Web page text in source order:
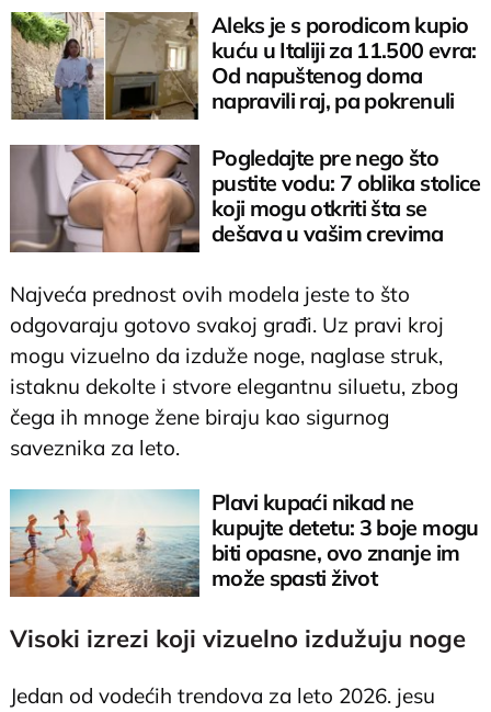
Aleks je s porodicom kupio
kuću u Italiji za 11.500 evra:
Od napuštenog doma
napravili raj, pa pokrenuli
Pogledajte pre nego što
pustite vodu: 7 oblika stolice
koji mogu otkriti šta se
dešava u vašim crevima
Najveća prednost ovih modela jeste to što
odgovaraju gotovo svakoj građi. Uz pravi kroj
mogu vizuelno da izduže noge, naglase struk,
istaknu dekolte i stvore elegantnu siluetu, zbog
čega ih mnoge žene biraju kao sigurnog
saveznika za leto.
Plavi kupaći nikad ne
kupujte detetu: 3 boje mogu
biti opasne, ovo znanje im
može spasti život
Visoki izrezi koji vizuelno izdužuju noge
Jedan od vodećih trendova za leto 2026. jesu